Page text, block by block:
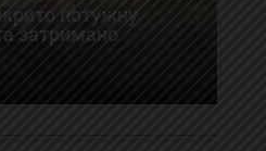
потужну
затримано